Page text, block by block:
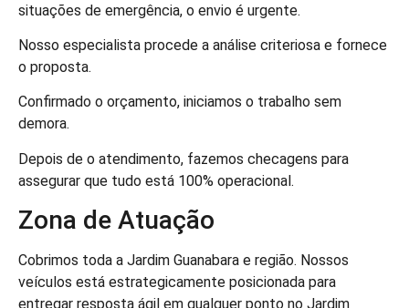
situações de emergência, o envio é urgente.
Nosso especialista procede a análise criteriosa e fornece
o proposta.
Confirmado o orçamento, iniciamos o trabalho sem
demora.
Depois de o atendimento, fazemos checagens para
assegurar que tudo está 100% operacional.
Zona de Atuação
Cobrimos toda a Jardim Guanabara e região. Nossos
veículos está estrategicamente posicionada para
entregar resposta ágil em qualquer ponto no Jardim